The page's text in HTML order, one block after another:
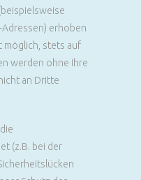
Adressen) erhoben
stets auf
werden ohne Ihre
an Dritte
(z.B. bei der